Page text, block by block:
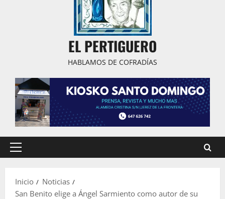
EL PERTIGUERO
HABLAMOS DE COFRADÍAS
Menú
Inicio
Noticias
San Benito elige a Ángel Sarmiento como autor de su